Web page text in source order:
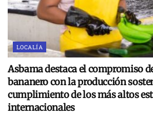
LOCALÍA
Asbama destaca el compromiso
bananero con la producción
cumplimiento de los más altos
internacionales